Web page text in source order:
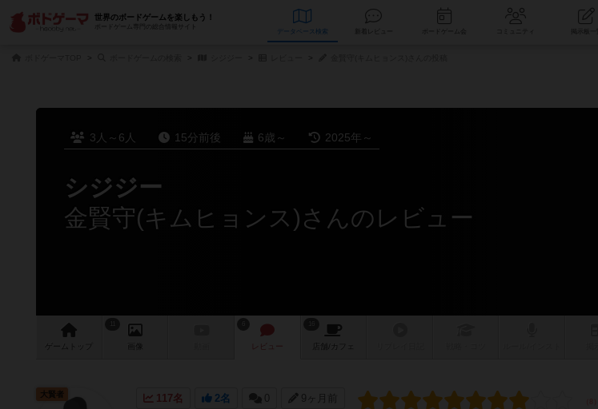
世界のボードゲームを楽しもう！
ボードゲーム専門の総合情報サイト
データベース コミュニティ
3人～6人 15分前後 6歳～ 2025年～
シジジー
金賢守(キムヒョンス)さんのレビュー
ゲーム 画像 レビュー 店舗/ カフェ
117名 2名 0 9ヶ月前
大賢者